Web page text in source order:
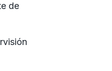
de